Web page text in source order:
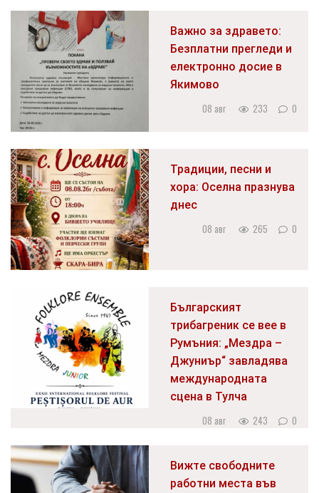
Важно за здравето:
Безплатни прегледи и
електронно досие в
Якимово
08 авг 233 0
Традиции, песни и
хора: Оселна празнува
днес
08 авг 265 0
Българският
трибагреник се вее в
Румъния: „Мездра –
Джуниър“ завладява
международната
сцена в Тулча
08 авг 243 0
Вижте свободните
работни места във